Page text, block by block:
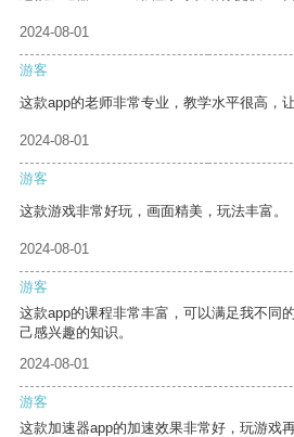
2024-08-01
游客
这款app的老师非常专业，教学水平很高，
2024-08-01
游客
这款游戏非常好玩，画面精美，玩法丰富。
2024-08-01
游客
这款app的课程非常丰富，可以满足我不同
己感兴趣的知识。
2024-08-01
游客
这款加速器app的加速效果非常好，玩游戏